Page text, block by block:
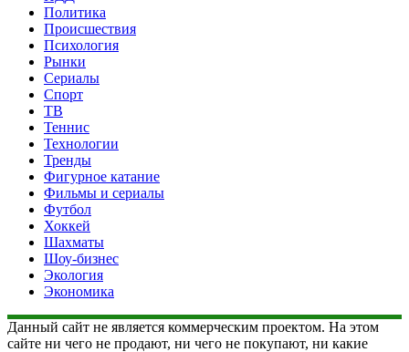
Политика
Происшествия
Психология
Рынки
Сериалы
Спорт
ТВ
Теннис
Технологии
Тренды
Фигурное катание
Фильмы и сериалы
Футбол
Хоккей
Шахматы
Шоу-бизнес
Экология
Экономика
Данный сайт не является коммерческим проектом. На этом
сайте ни чего не продают, ни чего не покупают, ни какие